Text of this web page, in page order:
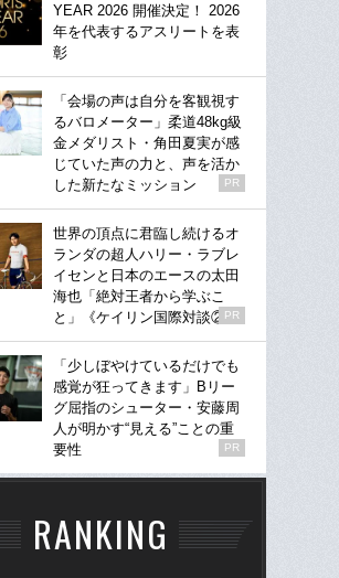
YEAR 2026 開催決定！ 2026
年を代表するアスリートを表
彰
「会場の声は自分を客観視す
るバロメーター」柔道48kg級
金メダリスト・角田夏実が感
じていた声の力と、声を活か
した新たなミッション
PR
世界の頂点に君臨し続けるオ
ランダの超人ハリー・ラブレ
イセンと日本のエースの太田
海也「絶対王者から学ぶこ
と」《ケイリン国際対談②》
PR
「少しぼやけているだけでも
感覚が狂ってきます」Bリー
グ屈指のシューター・安藤周
人が明かす“見える”ことの重
要性
PR
RANKING